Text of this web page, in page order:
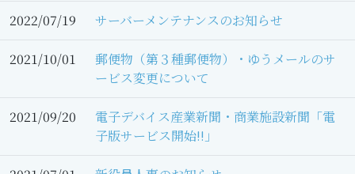
2022/07/19 サーバーメンテナンスのお知らせ
2021/10/01
郵便物（第３種郵便物）・ゆうメールのサ
ービス変更について
2021/09/20
電子デバイス産業新聞・商業施設新聞「電
子版サービス開始!!」